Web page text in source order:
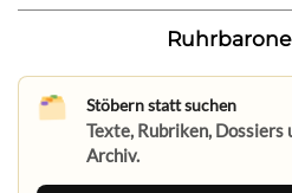
Stöbern statt suchen
Texte, Rubriken, Dossiers
Archiv.